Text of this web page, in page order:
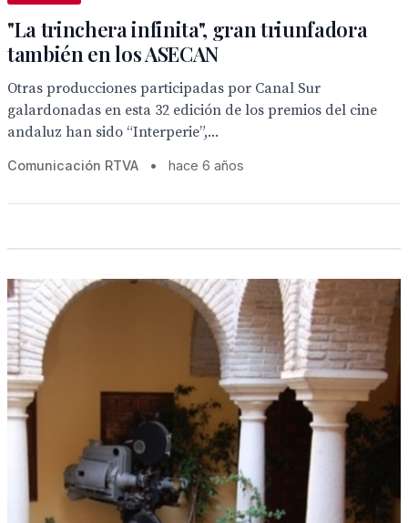
"La trinchera infinita", gran triunfadora
también en los ASECAN
Otras producciones participadas por Canal Sur
galardonadas en esta 32 edición de los premios del cine
andaluz han sido “Interperie”,...
Comunicación RTVA • hace 6 años